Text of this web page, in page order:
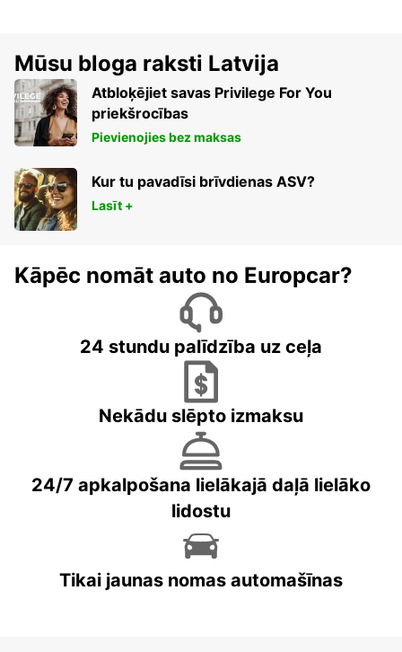
Mūsu bloga raksti Latvija
Atbloķējiet savas Privilege For You
priekšrocības
Pievienojies bez maksas
Kur tu pavadīsi brīvdienas ASV?
Lasīt +
Kāpēc nomāt auto no Europcar?
24 stundu palīdzība uz ceļa
Nekādu slēpto izmaksu
24/7 apkalpošana lielākajā daļā lielāko
lidostu
Tikai jaunas nomas automašīnas